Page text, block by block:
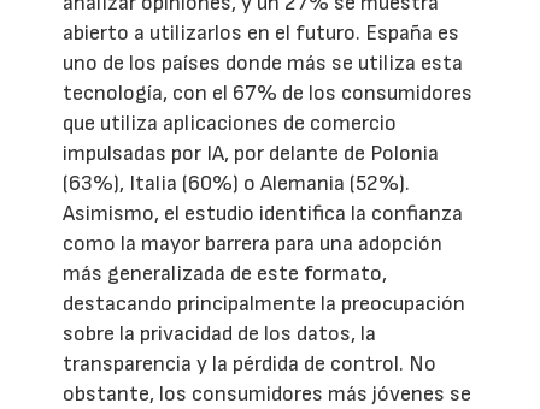
abierto a utilizarlos en el futuro. España es
uno de los países donde más se utiliza esta
tecnología, con el 67% de los consumidores
que utiliza aplicaciones de comercio
impulsadas por IA, por delante de Polonia
(63%), Italia (60%) o Alemania (52%).
Asimismo, el estudio identifica la confianza
como la mayor barrera para una adopción
más generalizada de este formato,
destacando principalmente la preocupación
sobre la privacidad de los datos, la
transparencia y la pérdida de control. No
obstante, los consumidores más jóvenes se